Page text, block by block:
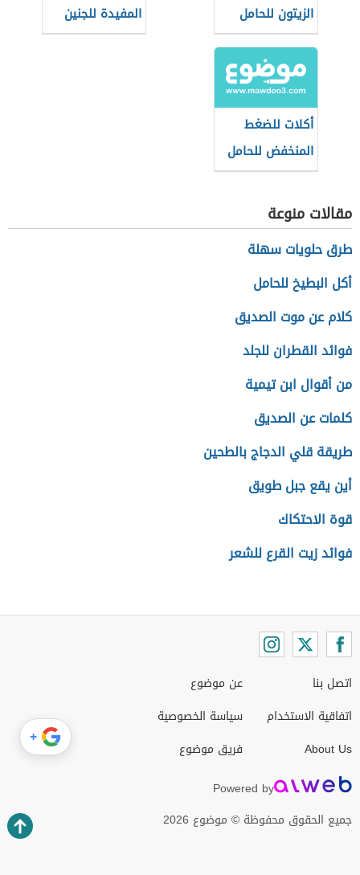
الزيتون للحامل
المفيدة للجنين
أكلات للضغط
المنخفض للحامل
مقالات منوعة
طرق حلويات سهلة
أكل البطيخ للحامل
كلام عن موت الصديق
فوائد القطران للجلد
من أقوال ابن تيمية
كلمات عن الصديق
طريقة قلي الدجاج بالطحين
أين يقع جبل طويق
قوة الاحتكاك
فوائد زيت القرع للشعر
اتصل بنا
اتفاقية الاستخدام
About Us
عن موضوع
سياسة الخصوصية
فريق موضوع
Powered by
جميع الحقوق محفوظة © موضوع 2026
+